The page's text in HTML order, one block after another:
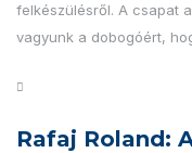
felkészülésről. A csapat
vagyunk a dobogóért,
Rafaj Roland: